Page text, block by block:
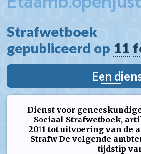
Strafwetboek
gepubliceerd op 11
Een
Dienst voor
Sociaal Strafwetboek,
2011 tot uitvoering van de
Strafw De volgende
tijdstip